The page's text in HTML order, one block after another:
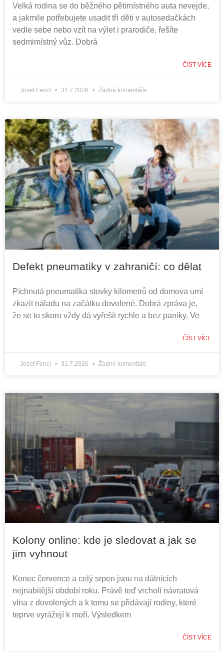
Velká rodina se do běžného pětimístného auta nevejde,
a jakmile potřebujete usadit tři děti v autosedačkách
vedle sebe nebo vzít na výlet i prarodiče, řešíte
sedmimístný vůz. Dobrá
ČÍST VÍCE
Josef Fencl 31.7.2026 Žádné komentáře
Defekt pneumatiky v zahraničí: co dělat
Píchnutá pneumatika stovky kilometrů od domova umí
zkazit náladu na začátku dovolené. Dobrá zpráva je,
že se to skoro vždy dá vyřešit rychle a bez paniky. Ve
ČÍST VÍCE
Josef Fencl 31.7.2026 Žádné komentáře
Kolony online: kde je sledovat a jak se
jim vyhnout
Konec července a celý srpen jsou na dálnicích
nejnabitější období roku. Právě teď vrcholí návratová
vlna z dovolených a k tomu se přidávají rodiny, které
teprve vyrážejí k moři. Výsledkem
ČÍST VÍCE